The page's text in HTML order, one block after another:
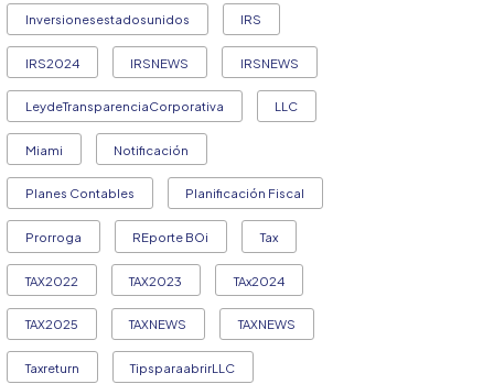
Inversionesestadosunidos IRS
IRS2024 IRSNEWS IRSNEWS
LeydeTransparenciaCorporativa LLC
Miami Notificación
Planes Contables Planificación Fiscal
Prorroga REporte BOi Tax
TAX2022 TAX2023 TAx2024
TAX2025 TAXNEWS TAXNEWS
Taxreturn TipsparaabrirLLC